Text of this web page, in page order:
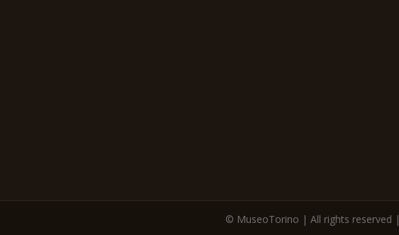
© MuseoTorino | All rights reserved |